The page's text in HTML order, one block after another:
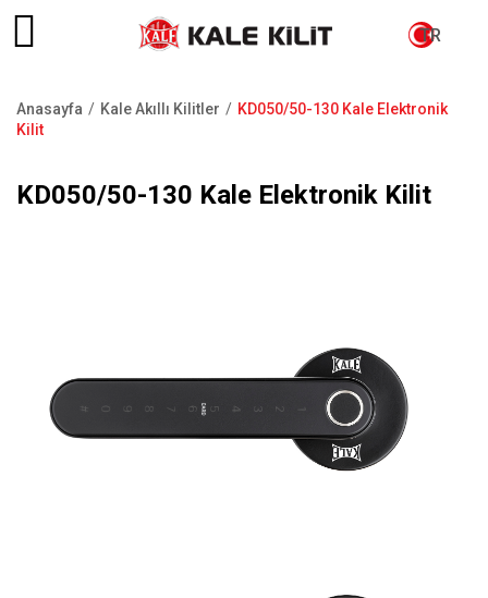
TR
Sayfa
Anasayfa Kale Akıllı Kilitler
KD050/50-130 Kale Elektronik
Kilit
KD050/50-130 Kale Elektronik Kilit